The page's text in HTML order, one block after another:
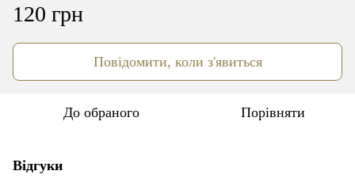
120 грн
Повідомити, коли з'явиться
До обраного Порівняти
Відгуки